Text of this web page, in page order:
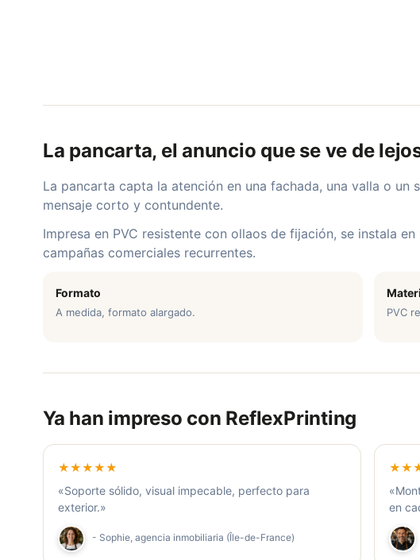
La pancarta, el anuncio que se ve de
La pancarta capta la atención en una fachada, una valla o
mensaje corto y contundente.
Impresa en PVC resistente con ollaos de fijación, se instala
campañas comerciales recurrentes.
Formato
A medida, formato alargado. PVC
Ya han impreso con ReflexPrinting
★★★★★
«Soporte sólido, visual impecable, perfecto para
exterior.»
- Sophie, agencia inmobiliaria (Île-de-France)
en